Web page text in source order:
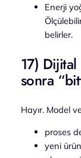
Enerji
belirler.
17) Dijital
sonra
Hayır. Model
proses
yeni